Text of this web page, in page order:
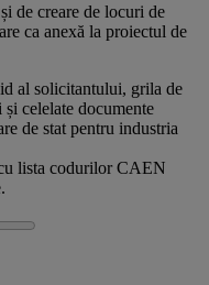
de creare de locuri de
ca anexă la proiectul de
al solicitantului, grila de
celelate documente
de stat pentru industria
lista codurilor CAEN